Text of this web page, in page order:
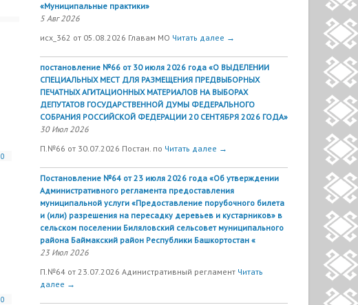
0
0
«Муниципальные практики»
5 Авг 2026
исх_362 от 05.08.2026 Главам МО Читать далее →
постановление №66 от 30 июля 2026 года «О ВЫДЕЛЕНИИ
СПЕЦИАЛЬНЫХ МЕСТ ДЛЯ РАЗМЕЩЕНИЯ ПРЕДВЫБОРНЫХ
ПЕЧАТНЫХ АГИТАЦИОННЫХ МАТЕРИАЛОВ НА ВЫБОРАХ
ДЕПУТАТОВ ГОСУДАРСТВЕННОЙ ДУМЫ ФЕДЕРАЛЬНОГО
СОБРАНИЯ РОССИЙСКОЙ ФЕДЕРАЦИИ 20 СЕНТЯБРЯ 2026 ГОДА»
30 Июл 2026
П.№66 от 30.07.2026 Постан. по Читать далее →
Постановление №64 от 23 июля 2026 года «Об утверждении
Административного регламента предоставления
муниципальной услуги «Предоставление порубочного билета
и (или) разрешения на пересадку деревьев и кустарников» в
сельском поселении Биляловский сельсовет муниципального
района Баймакский район Республики Башкортостан «
23 Июл 2026
П.№64 от 23.07.2026 Адинистративный регламент Читать
далее →